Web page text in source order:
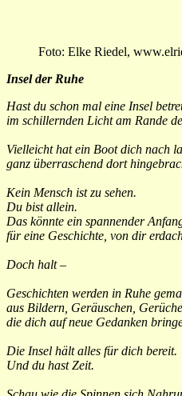
Foto: Elke Riedel,
Insel der Ruhe
Hast du schon mal eine Insel
im schillernden Licht am Rande
Vielleicht hat ein Boot dich nach
ganz überraschend dort
Kein Mensch ist zu sehen.
Du bist allein.
Das könnte ein spannender
für eine Geschichte, von dir
Doch halt –
Geschichten werden in Ruhe
aus Bildern, Geräuschen,
die dich auf neue Gedanken
Die Insel hält alles für dich bereit.
Und du hast Zeit.